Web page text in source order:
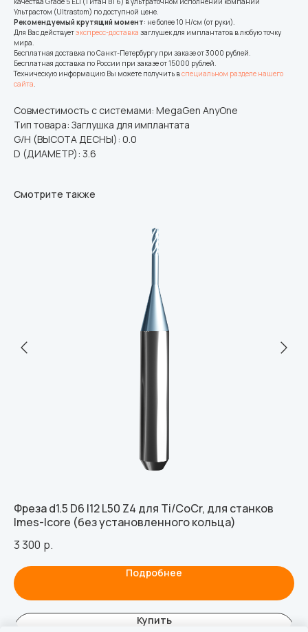
Ультрастом (Ultrastom) по доступной цене.
Рекомендуемый крутящий момент: не более 10 Н/см (от руки).
Для Вас действуетэкспресс-доставка заглушек для имплантатов в любую точку
мира.
Бесплатная доставка по Санкт-Петербургу при заказе от 3000 рублей.
Бесплатная доставка по России при заказе от 15000 рублей.
Техническую информацию Вы можете получить вспециальном разделе нашего
сайта.
Совместимость с системами: MegaGen AnyOne
Тип товара: Заглушка для имплантата
G/H (ВЫСОТА ДЕСНЫ): 0.0
D (ДИАМЕТР): 3.6
Смотрите также
Фреза d1.5 D6 l12 L50 Z4 для Ti/CoCr, для станков
Imes-Icore (без установленного кольца)
3 300 р.
Подробнее
Купить